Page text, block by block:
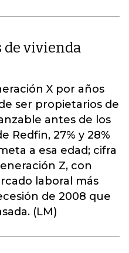
de vivienda
X por años
ser propietarios de
antes de los
Redfin, 27% y 28%
a esa edad; cifra
Z, con
laboral más
de 2008 que
(LM)